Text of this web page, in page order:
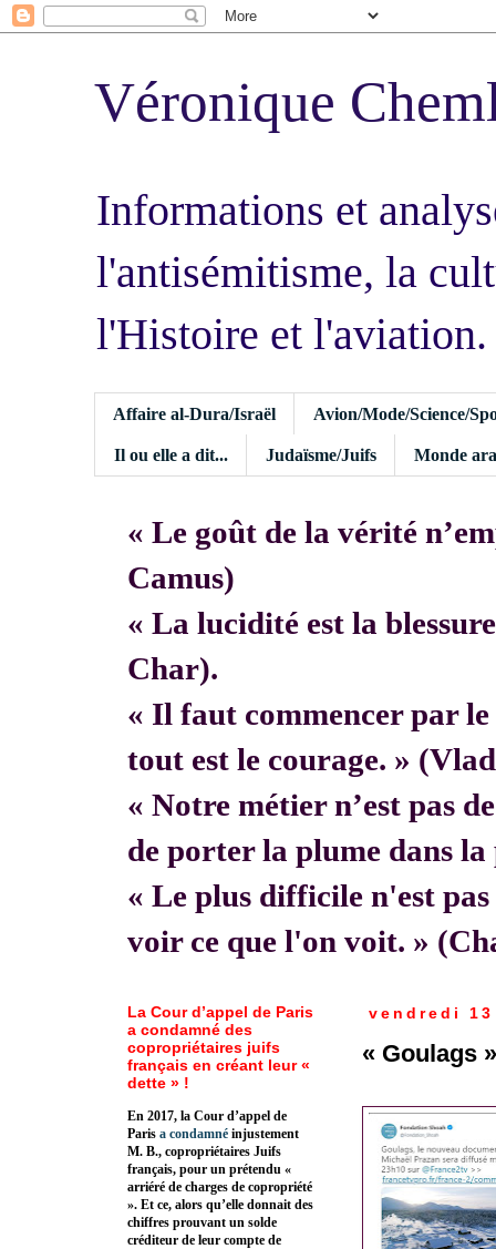
Véronique
Informations et
l'antisémitisme, la
l'Histoire et l'aviation.
Affaire al-Dura/Israël Avion/Mode/Science/
Il ou elle a dit... Judaïsme/Juifs Monde
« Le goût de la vérité
Camus)
« La lucidité est la
Char).
« Il faut commencer par le
tout est le courage. »
« Notre métier n’est pas
de porter la plume dans
« Le plus difficile n'est
voir ce que l'on voit. »
vendredi 13
« Goulags
La Cour d’appel de Paris
a condamné des
copropriétaires juifs
français en créant leur «
dette » !
En 2017, la Cour d’appel de
Paris a condamné injustement
M. B., copropriétaires Juifs
français, pour un prétendu «
arriéré de charges de copropriété
». Et ce, alors qu’elle donnait des
chiffres prouvant un solde
créditeur de leur compte de